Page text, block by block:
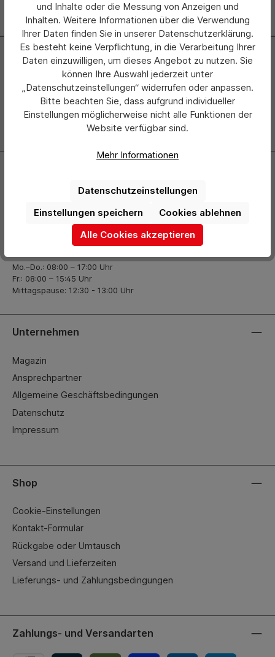
Newsletter
Abonnieren Sie jetzt einfach unseren regelmäßig
erscheinenden Newsletter und Sie werden stets als Erster
über neue Produkte und Angebote informiert.
Zur Newsletter Anmeldung
+49 (0) 2261-7099 14
info@hermann-direkt.de
Öffnungszeiten
Mo.–Do.: 08:00 – 17:00 Uhr
Fr.: 08:00 – 15:45 Uhr
Mittagspause: 12:30 - 13:00 Uhr
Unternehmen
Magazin
Ansprechpartner
Allgemeine Geschäftsbedingungen
Datenschutz
Impressum
Shop
Cookie-Einstellungen
Kontakt-Formular
Rückgabe oder Umtausch
Versand und Lieferzeiten
Lieferungs- und Zahlungsbedingungen
Zahlungs- und Versandarten
und Inhalte oder die Messung von Anzeigen und
Inhalten. Weitere Informationen über die Verwendung
Ihrer Daten finden Sie in unserer Datenschutzerklärung.
Es besteht keine Verpflichtung, in die Verarbeitung Ihrer
Daten einzuwilligen, um dieses Angebot zu nutzen. Sie
können Ihre Auswahl jederzeit unter
„Datenschutzeinstellungen“ widerrufen oder anpassen.
Bitte beachten Sie, dass aufgrund individueller
Einstellungen möglicherweise nicht alle Funktionen der
Website verfügbar sind.
Mehr Informationen
Datenschutzeinstellungen
Cookies ablehnen
Einstellungen speichern
Alle Cookies akzeptieren